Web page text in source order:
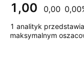
1,00 0,00
1 analityk
maksymalnym